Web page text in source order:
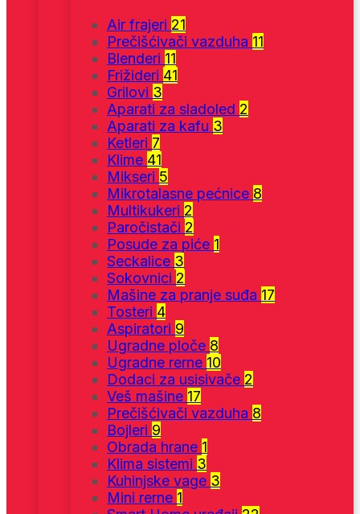
Air frajeri 21
Prečišćivači vazduha 11
Blenderi 11
Frižideri 41
Grilovi 3
Aparati za sladoled 2
Aparati za kafu 3
Ketleri 7
Klime 41
Mikseri 5
Mikrotalasne pećnice 8
Multikukeri 2
Paročistači 2
Posude za piće 1
Seckalice 3
Sokovnici 2
Mašine za pranje suđa 17
Tosteri 4
Aspiratori 9
Ugradne ploče 8
Ugradne rerne 10
Dodaci za usisivače 2
Veš mašine 17
Prečišćivači vazduha 8
Bojleri 9
Obrada hrane 1
Klima sistemi 3
Kuhinjske vage 3
Mini rerne 1